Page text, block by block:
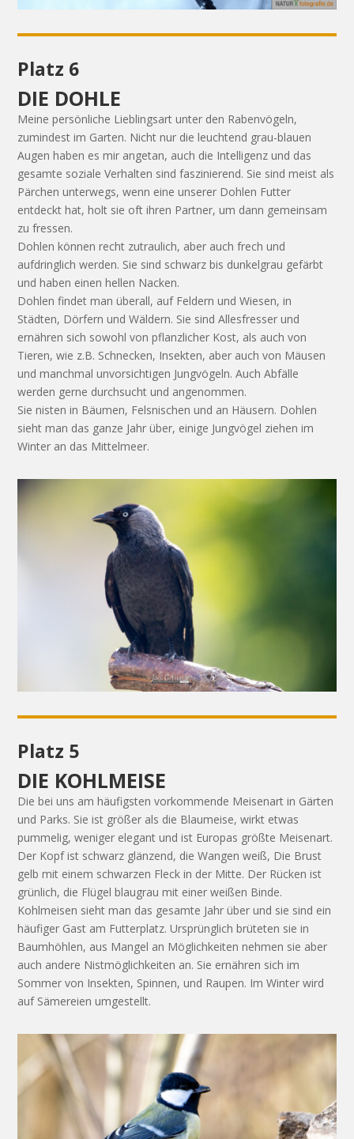
Platz 6
DIE DOHLE
Meine persönliche Lieblingsart unter den Rabenvögeln,
zumindest im Garten. Nicht nur die leuchtend grau-blauen
Augen haben es mir angetan, auch die Intelligenz und das
gesamte soziale Verhalten sind faszinierend. Sie sind meist als
Pärchen unterwegs, wenn eine unserer Dohlen Futter
entdeckt hat, holt sie oft ihren Partner, um dann gemeinsam
zu fressen.
Dohlen können recht zutraulich, aber auch frech und
aufdringlich werden. Sie sind schwarz bis dunkelgrau gefärbt
und haben einen hellen Nacken.
Dohlen findet man überall, auf Feldern und Wiesen, in
Städten, Dörfern und Wäldern. Sie sind Allesfresser und
ernähren sich sowohl von pflanzlicher Kost, als auch von
Tieren, wie z.B. Schnecken, Insekten, aber auch von Mäusen
und manchmal unvorsichtigen Jungvögeln. Auch Abfälle
werden gerne durchsucht und angenommen.
Sie nisten in Bäumen, Felsnischen und an Häusern. Dohlen
sieht man das ganze Jahr über, einige Jungvögel ziehen im
Winter an das Mittelmeer.
Platz 5
DIE KOHLMEISE
Die bei uns am häufigsten vorkommende Meisenart in Gärten
und Parks. Sie ist größer als die Blaumeise, wirkt etwas
pummelig, weniger elegant und ist Europas größte Meisenart.
Der Kopf ist schwarz glänzend, die Wangen weiß, Die Brust
gelb mit einem schwarzen Fleck in der Mitte. Der Rücken ist
grünlich, die Flügel blaugrau mit einer weißen Binde.
Kohlmeisen sieht man das gesamte Jahr über und sie sind ein
häufiger Gast am Futterplatz. Ursprünglich brüteten sie in
Baumhöhlen, aus Mangel an Möglichkeiten nehmen sie aber
auch andere Nistmöglichkeiten an. Sie ernähren sich im
Sommer von Insekten, Spinnen, und Raupen. Im Winter wird
auf Sämereien umgestellt.